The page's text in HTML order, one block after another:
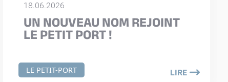
LE PETIT-PORT
18.06.2026
UN NOUVEAU NOM REJOINT
LE PETIT PORT !
LIRE